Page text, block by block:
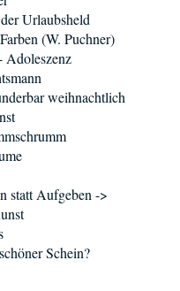
Urlaubsheld
(W. Puchner)
Adoleszenz
weihnachtlich
statt Aufgeben ->
Schein?